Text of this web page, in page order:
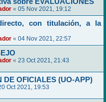
sobre EVALUACIONES
« 05 Nov 2021, 19:12
con titulación, a la
« 04 Nov 2021, 22:57
« 23 Oct 2021, 21:43
DE OFICIALES (UO-APP)
Oct 2021, 19:53